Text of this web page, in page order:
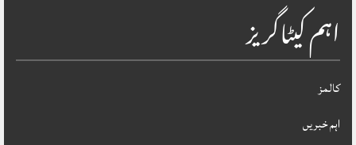
اہم کیٹاگریز
کالمز
اہم خبریں